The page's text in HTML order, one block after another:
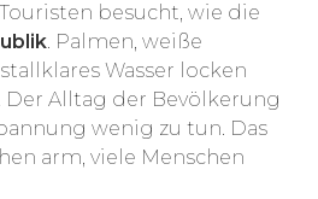
besucht, wie die
. Palmen, weiße
Wasser locken
Der Alltag der Bevölkerung
wenig zu tun. Das
arm, viele Menschen